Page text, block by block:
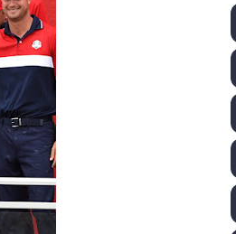
- Charlie Aldridge y Sina
- Rumanía, Alemania y Gran
Unidos invencibles, ya
como nuevo TNA
italiana arrasa con 4 oros y 4
su primer título individual en